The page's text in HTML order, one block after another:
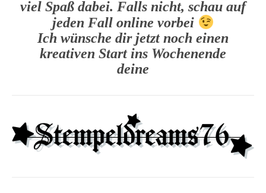
viel Spaß dabei. Falls nicht, schau auf
jeden Fall online vorbei
Ich wünsche dir jetzt noch einen
kreativen Start ins Wochenende
deine